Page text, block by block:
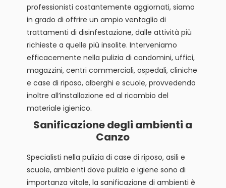
professionisti costantemente aggiornati, siamo
in grado di offrire un ampio ventaglio di
trattamenti di disinfestazione, dalle attività più
richieste a quelle più insolite. Interveniamo
efficacemente nella pulizia di condomini, uffici,
magazzini, centri commerciali, ospedali, cliniche
e case di riposo, alberghi e scuole, provvedendo
inoltre all’installazione ed al ricambio del
materiale igienico.
Sanificazione degli ambienti a
Canzo
Specialisti nella pulizia di case di riposo, asili e
scuole, ambienti dove pulizia e igiene sono di
importanza vitale, la sanificazione di ambienti è